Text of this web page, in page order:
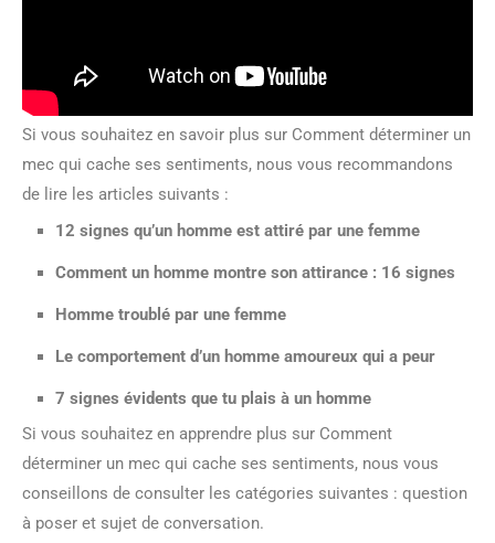
Si vous souhaitez en savoir plus sur Comment déterminer un
mec qui cache ses sentiments, nous vous recommandons
de lire les articles suivants :
12 signes qu’un homme est attiré par une femme
Comment un homme montre son attirance : 16 signes
Homme troublé par une femme
Le comportement d’un homme amoureux qui a peur
7 signes évidents que tu plais à un homme
Si vous souhaitez en apprendre plus sur Comment
déterminer un mec qui cache ses sentiments, nous vous
conseillons de consulter les catégories suivantes : question
à poser et sujet de conversation.